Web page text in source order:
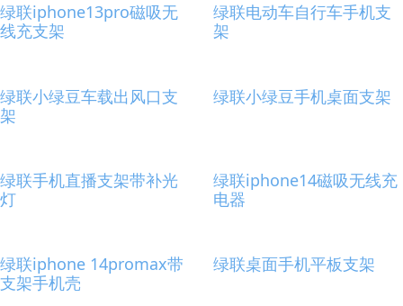
绿联iphone13pro磁吸无
线充支架
绿联电动车自行车手机支
架
绿联小绿豆车载出风口支
架
绿联小绿豆手机桌面支架
绿联手机直播支架带补光
灯
绿联iphone14磁吸无线充
电器
绿联iphone 14promax带
支架手机壳
绿联桌面手机平板支架